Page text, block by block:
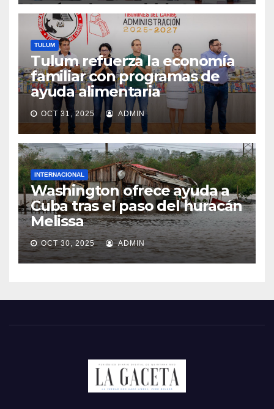
TULUM
Tulum refuerza la economía
familiar con programas de
ayuda alimentaria
OCT 31, 2025 ADMIN
INTERNACIONAL
Washington ofrece ayuda a
Cuba tras el paso del huracán
Melissa
OCT 30, 2025 ADMIN